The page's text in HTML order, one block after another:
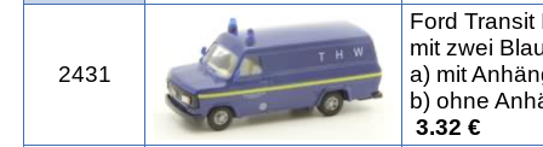
2431
Ford Transit
mit zwei
a) mit
b) ohne
3.32 €